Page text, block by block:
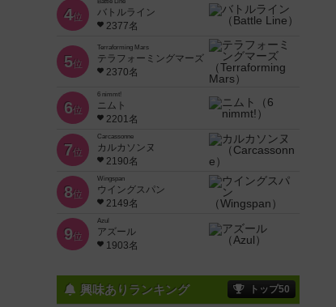
4位
バトルライン
2377名
5位
Terraforming Mars
テラフォーミングマーズ
2370名
6位
6 nimmt!
ニムト
2201名
7位
Carcassonne
カルカソンヌ
2190名
8位
Wingspan
ウイングスパン
2149名
9位
Azul
アズール
1903名
興味ありランキング トップ50